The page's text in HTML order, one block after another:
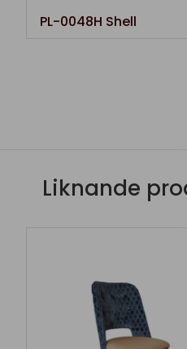
PL-0048H Shell
Liknande